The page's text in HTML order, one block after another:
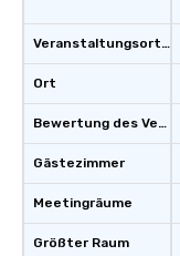
Veranstaltungsortstyp
Ort
Bewertung des Veranstaltungsortes
Gästezimmer
Meetingräume
Größter Raum